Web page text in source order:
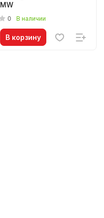
MW
0 В наличии
В корзину